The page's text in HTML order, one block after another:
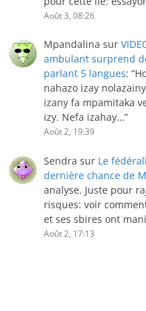
Août 3, 08:26
Mpandalina sur
ambulant surprend
parlant 5 langues: “
nahazo izay
izany fa mpamitaka
izy. Nefa izahay…”
Août 2, 19:39
Sendra sur Le
dernière chance de
analyse. Juste pour
risques: voir
et ses sbires ont
Août 2, 17:13